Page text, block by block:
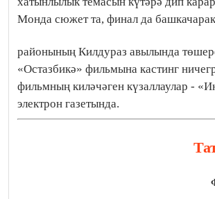
Монда сюжет та, финал да
районының Килдураз авылында
«Остазбикә» фильмына кастинг
фильмның киләчәген күзаллаулар -
электрон газетында.